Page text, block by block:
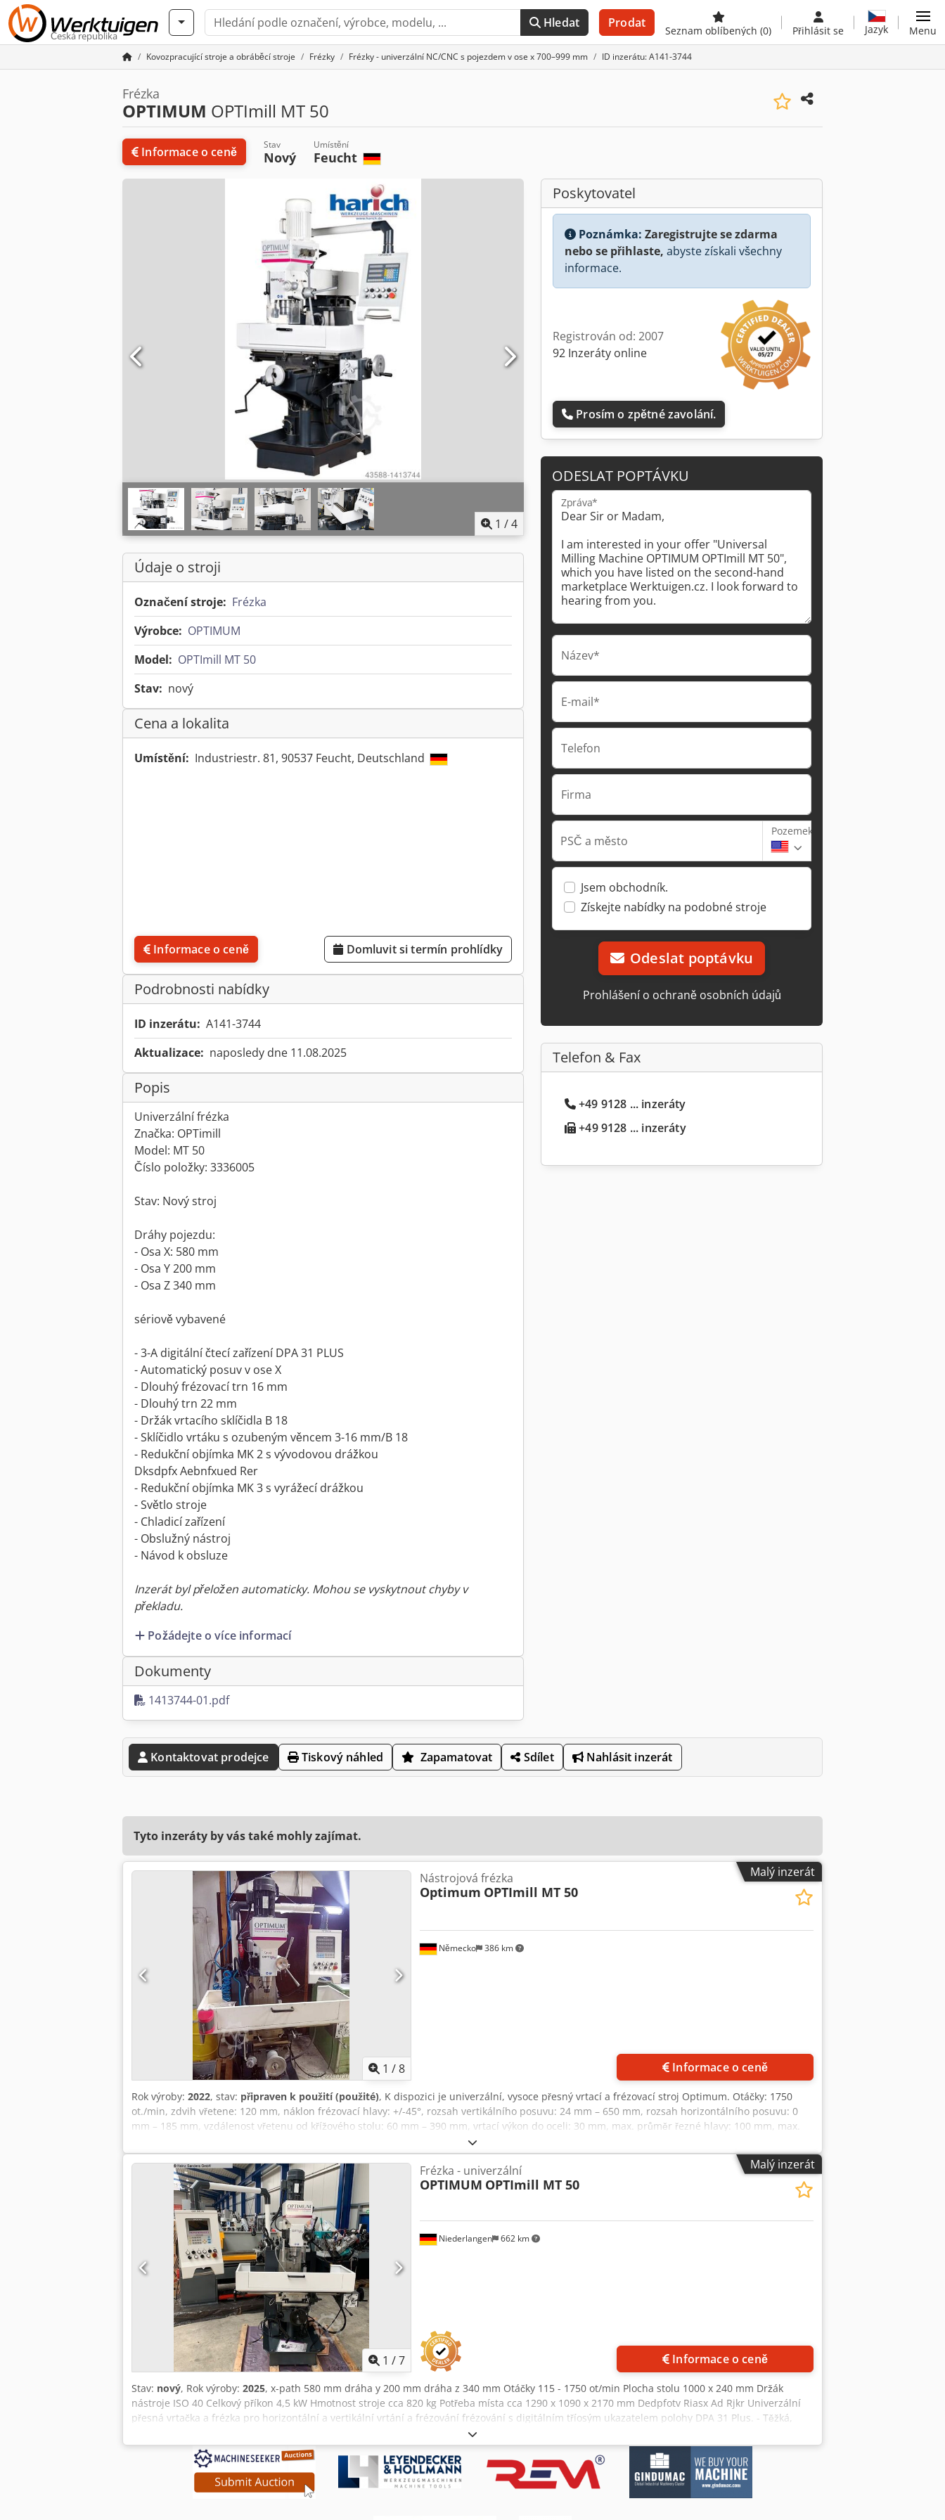
Česká republika
Hledat Prodat
Seznam oblíbených (0) Přihlásit se Jazyk Menu
Kovozpracující stroje a obráběcí stroje Frézky Frézky - univerzální NC/CNC s pojezdem v ose x 700–999 mm ID inzerátu: A141-3744
Frézka
OPTIMUM OPTImill MT 50
Informace o ceně Stav
Nový
Umístění
Feucht
1 /4
Údaje o stroji
Označení stroje: Frézka
Výrobce: OPTIMUM
Model: OPTImill MT 50
Stav: nový
Cena a lokalita
Umístění: Industriestr. 81, 90537 Feucht, Deutschland
Informace o ceně Domluvit si termín prohlídky
Podrobnosti nabídky
ID inzerátu: A141-3744
Aktualizace: naposledy dne 11.08.2025
Popis
Univerzální frézka
Značka: OPTimill
Model: MT 50
Číslo položky: 3336005
Stav: Nový stroj
Dráhy pojezdu:
- Osa X: 580 mm
- Osa Y 200 mm
- Osa Z 340 mm
sériově vybavené
- 3-A digitální čtecí zařízení DPA 31 PLUS
- Automatický posuv v ose X
- Dlouhý frézovací trn 16 mm
- Dlouhý trn 22 mm
- Držák vrtacího sklíčidla B 18
- Sklíčidlo vrtáku s ozubeným věncem 3-16 mm/B 18
- Redukční objímka MK 2 s vývodovou drážkou
Dksdpfx Aebnfxued Rer
- Redukční objímka MK 3 s vyrážecí drážkou
- Světlo stroje
- Chladicí zařízení
- Obslužný nástroj
- Návod k obsluze
Inzerát byl přeložen automaticky. Mohou se vyskytnout chyby v
překladu.
Požádejte o více informací
Dokumenty
1413744-01.pdf
Poskytovatel
Poznámka: Zaregistrujte se zdarma
nebo se přihlaste, abyste získali všechny
informace.
Registrován od: 2007
92 Inzeráty online
Prosím o zpětné zavolání.
ODESLAT POPTÁVKU
Zpráva*
Název*
E-mail*
Telefon
Firma
PSČ a město
Pozemek
Jsem obchodník.
Získejte nabídky na podobné stroje
Odeslat poptávku
Prohlášení o ochraně osobních údajů
Telefon & Fax
+49 9128 ... inzeráty
+49 9128 ... inzeráty
Kontaktovat prodejce Tiskový náhled Zapamatovat Sdílet Nahlásit inzerát
Tyto inzeráty by vás také mohly zajímat.
Malý inzerát
1 /8
Německo 386 km
Nástrojová frézka
Optimum OPTImill MT 50
Informace o ceně
Rok výroby: 2022, stav: připraven k použití (použité), K dispozici je univerzální, vysoce přesný vrtací a frézovací stroj Optimum. Otáčky: 1750
ot./min, zdvih vřetene: 120 mm, náklon frézovací hlavy: +/-45°, rozsah vertikálního posuvu: 24 mm – 650 mm, rozsah horizontálního posuvu: 0
mm – 185 mm, vzdálenost vřetenu od křížového stolu: 60 mm – 390 mm, vrtací výkon do oceli: 30 mm, max. průměr řezné hlavy: 100 mm, max.
průměr stopkového frézy: 25 mm, rozměry křížového stolu X/Y: 1000 mm/240 mm, max. zatížení stolu: 160 kg, rozsah pohybu X/Y/Z: 580 mm/200
mm/340 mm, posuv X: 720 mm/min, rozměry stroje X/Y/Z: přibližně 1300 mm/1100 mm/2200 mm, hmotnost: přibližně 900 kg. Dokumentace je k
dispozici. Možnost prohlídky přímo na místě. Dkodpfx Adozq Ecve Rjr
Malý inzerát
1 /7
Niederlangen 662 km
Frézka - univerzální
OPTIMUM OPTImill MT 50
Informace o ceně
Stav: nový, Rok výroby: 2025, x-path 580 mm dráha y 200 mm dráha z 340 mm Otáčky 115 - 1750 ot/min Plocha stolu 1000 x 240 mm Držák
nástroje ISO 40 Celkový příkon 4,5 kW Hmotnost stroje cca 820 kg Potřeba místa cca 1290 x 1090 x 2170 mm Dedpfotv Riasx Ad Rjkr Univerzální
přesná vrtačka a frézka pro horizontální a vertikální vrtání a frézování frézování s digitálním tříosým ukazatelem polohy DPA 31 Plus. - Těžká,
masivní konstrukce z vysoce kvalitní šedé litiny pohlcující vibrace. šedá litina - Převodovka v olejové lázni s broušenými, kalenými ozubenými koly
- Chladicí zařízení - Halogenová strojní lampa se zaostřeným paprskem - Masivní a velkoryse dimenzovaný křížový stůl, precizně povrchově
opracovaný s T-drážkami a nastavitelnými šrouby - Frézovací hlava s možností náklonu ± 45 - Otáčení ve směru hodinových ručiček/proti směru
hodinových ručiček - Osa X se pohybuje buď pomocí ručního kola, nebo přes posuvné zařízení stolu zařízení pro posuv stolu - Automatický
koncový doraz osy X - Výškově nastavitelný ochranný disk s mikrospínačem, který zabraňuje odletujícím třískám a dílům a dílů, pro maximální